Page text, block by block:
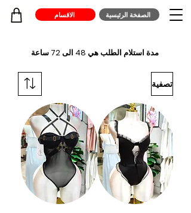
الصفخة الرئيسية الاقسام
مدة استلام الطلب هي 48 الى 72 ساعة
تصفية